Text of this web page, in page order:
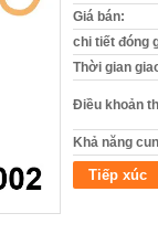
Giá bán:
chi tiết đóng
Thời gian
Điều khoản
Khả năng
Tiếp xúc